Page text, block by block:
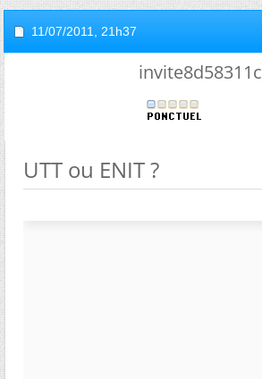
11/07/2011, 21h37
invite8d58311c
UTT ou ENIT ?